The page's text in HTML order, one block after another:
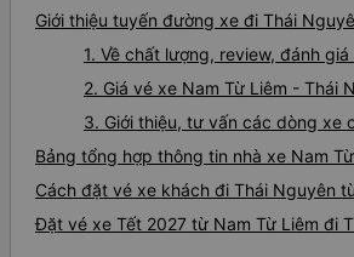
Giới thiệu tuyến đường xe đi Thái
1. Về chất lượng, review, đánh
2. Giá vé xe Nam Từ Liêm - Thái
3. Giới thiệu, tư vấn các dòng xe
Bảng tổng hợp thông tin nhà xe Nam
Cách đặt vé xe khách đi Thái Nguyên
Đặt vé xe Tết 2027 từ Nam Từ Liêm đi